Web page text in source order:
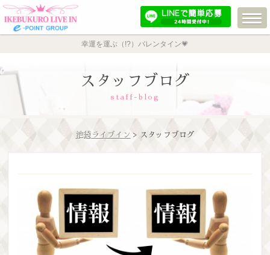
幸運を運ぶ（!?）バレンタイン💗
スタッフブログ
staff-blog
池袋ライブイン > スタッフブログ